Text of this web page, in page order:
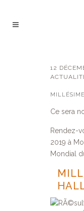
12
Ce sera
Rendez-
2019 à
Mondial